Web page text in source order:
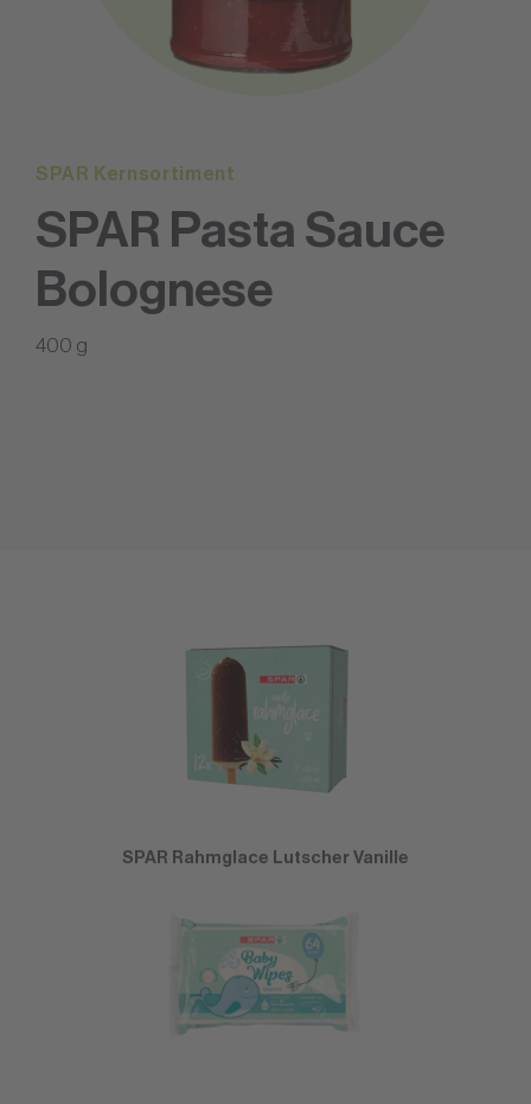
SPAR Kernsortiment
SPAR Pasta Sauce
Bolognese
400 g
SPAR Rahmglace Lutscher Vanille